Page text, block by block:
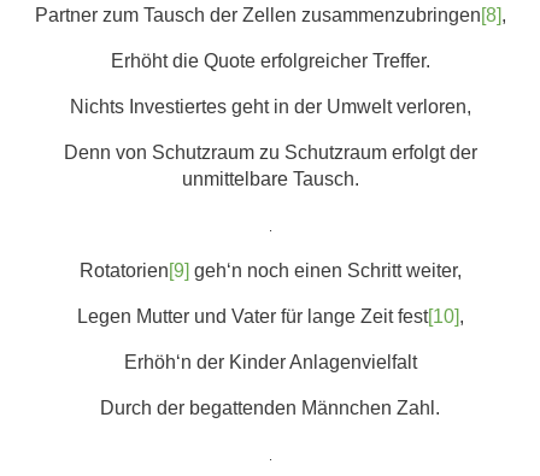
Partner zum Tausch der Zellen zusammenzubringen[8],
Erhöht die Quote erfolgreicher Treffer.
Nichts Investiertes geht in der Umwelt verloren,
Denn von Schutzraum zu Schutzraum erfolgt der
unmittelbare Tausch.
Rotatorien[9] geh‘n noch einen Schritt weiter,
Legen Mutter und Vater für lange Zeit fest[10],
Erhöh‘n der Kinder Anlagenvielfalt
Durch der begattenden Männchen Zahl.